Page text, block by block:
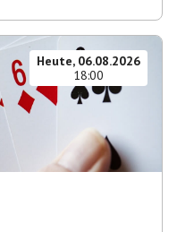
Heute, 06.08.2026
18:00